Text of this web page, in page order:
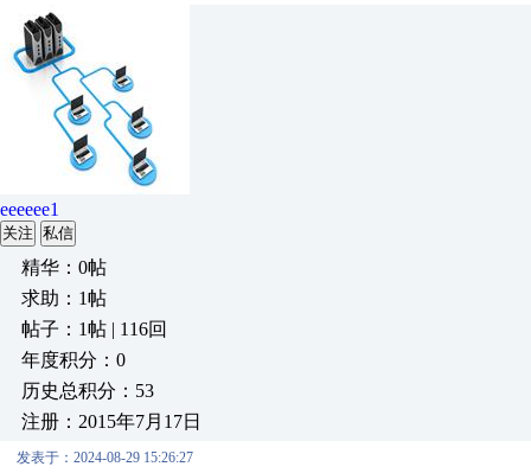
eeeeee1
关注 私信
精华：0帖
求助：1帖
帖子：1帖 | 116回
年度积分：0
历史总积分：53
注册：2015年7月17日
发表于：2024-08-29 15:26:27